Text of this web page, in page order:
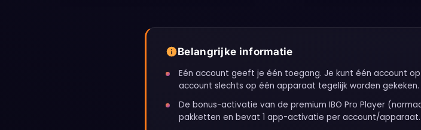
Belangrijke informatie
Eén account geeft je één toegang. Je kunt één account
account slechts op één apparaat tegelijk worden gekeken.
De bonus-activatie van de premium IBO Pro Player
pakketten en bevat 1 app-activatie per account/apparaat.